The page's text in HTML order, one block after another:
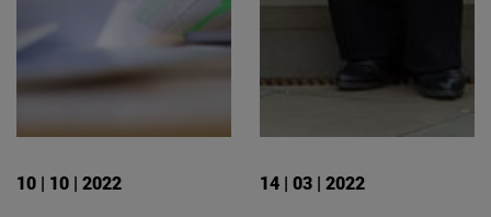
10 | 10 | 2022 14 | 03 | 2022